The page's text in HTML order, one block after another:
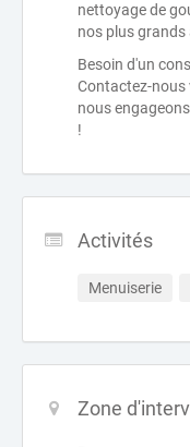
nettoyage de
nos plus grands
Besoin d'un
Contactez-nous
nous
!
Activités
Menuiserie
Zone